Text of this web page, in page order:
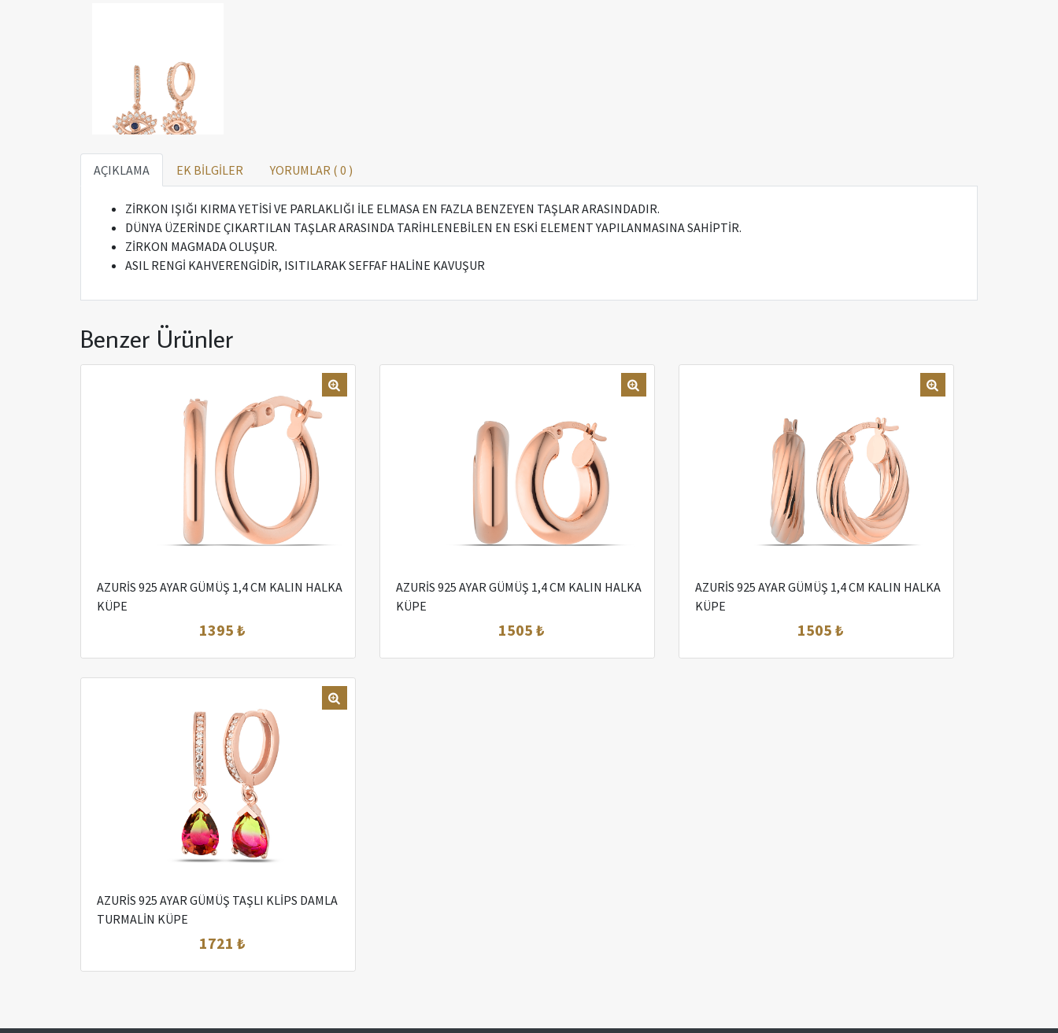
AÇIKLAMA EK BİLGİLER YORUMLAR ( 0 )
ZİRKON IŞIĞI KIRMA YETİSİ VE PARLAKLIĞI İLE ELMASA EN FAZLA BENZEYEN TAŞLAR ARASINDADIR.
DÜNYA ÜZERİNDE ÇIKARTILAN TAŞLAR ARASINDA TARİHLENEBİLEN EN ESKİ ELEMENT YAPILANMASINA SAHİPTİR.
ZİRKON MAGMADA OLUŞUR.
ASIL RENGİ KAHVERENGİDİR, ISITILARAK SEFFAF HALİNE KAVUŞUR
Benzer Ürünler
AZURİS 925 AYAR GÜMÜŞ 1,4 CM KALIN HALKA
KÜPE
1395 ₺
AZURİS 925 AYAR GÜMÜŞ 1,4 CM KALIN HALKA
KÜPE
1505 ₺
AZURİS 925 AYAR GÜMÜŞ 1,4 CM KALIN HALKA
KÜPE
1505 ₺
AZURİS 925 AYAR GÜMÜŞ TAŞLI KLİPS DAMLA
TURMALİN KÜPE
1721 ₺